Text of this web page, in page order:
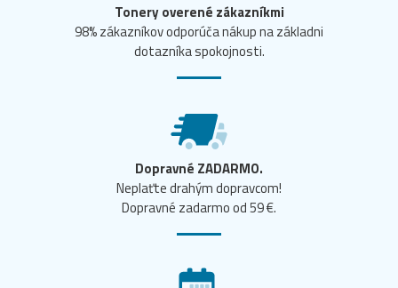
Tonery overené zákazníkmi
98% zákazníkov odporúča nákup na základni
dotazníka spokojnosti.
Dopravné ZADARMO.
Neplaťte drahým dopravcom!
Dopravné zadarmo od 59 €.